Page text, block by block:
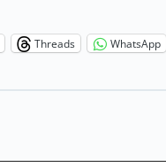
Threads WhatsApp